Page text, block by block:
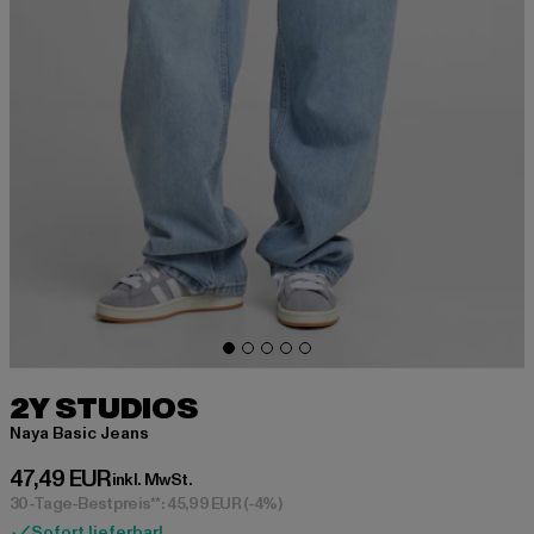
2Y STUDIOS
Naya Basic Jeans
47,49 EUR
Derzeitiger Preis: 47,49 EUR
inkl. MwSt.
30-Tage-Bestpreis**: 45,99 EUR(-4%)